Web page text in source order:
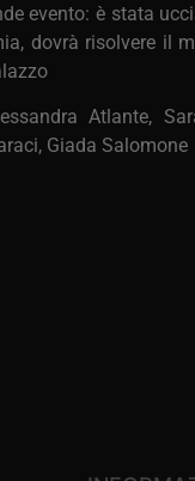
evento: è stata
dovrà risolvere il
Atlante,
Giada Salomone